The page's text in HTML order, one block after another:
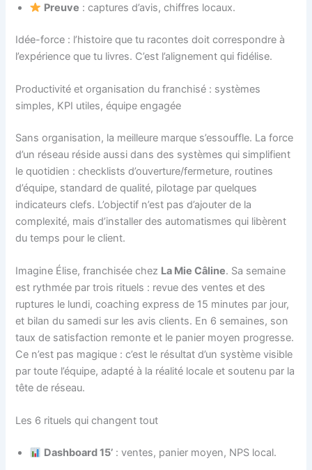
Preuve : captures d’avis, chiffres locaux.
Idée-force : l’histoire que tu racontes doit correspondre à
l’expérience que tu livres. C’est l’alignement qui fidélise.
Productivité et organisation du franchisé : systèmes
simples, KPI utiles, équipe engagée
Sans organisation, la meilleure marque s’essouffle. La force
d’un réseau réside aussi dans des systèmes qui simplifient
le quotidien : checklists d’ouverture/fermeture, routines
d’équipe, standard de qualité, pilotage par quelques
indicateurs clefs. L’objectif n’est pas d’ajouter de la
complexité, mais d’installer des automatismes qui libèrent
du temps pour le client.
Imagine Élise, franchisée chez La Mie Câline. Sa semaine
est rythmée par trois rituels : revue des ventes et des
ruptures le lundi, coaching express de 15 minutes par jour,
et bilan du samedi sur les avis clients. En 6 semaines, son
taux de satisfaction remonte et le panier moyen progresse.
Ce n’est pas magique : c’est le résultat d’un système visible
par toute l’équipe, adapté à la réalité locale et soutenu par la
tête de réseau.
Les 6 rituels qui changent tout
Dashboard 15’ : ventes, panier moyen, NPS local.